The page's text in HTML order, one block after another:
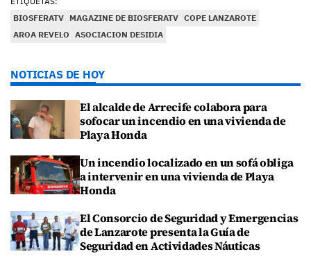
BIOSFERATV MAGAZINE DE BIOSFERATV COPE LANZAROTE
AROA REVELO ASOCIACION DESIDIA
NOTICIAS DE HOY
El alcalde de Arrecife colabora para
sofocar un incendio en una vivienda de
Playa Honda
Un incendio localizado en un sofá obliga
a intervenir en una vivienda de Playa
Honda
El Consorcio de Seguridad y Emergencias
de Lanzarote presenta la Guía de
Seguridad en Actividades Náuticas